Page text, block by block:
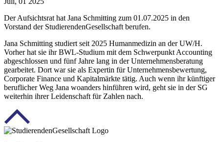
Der Aufsichtsrat hat Jana Schmitting zum 01.07.2025 in den
Vorstand der StudierendenGesellschaft berufen.
Jana Schmitting studiert seit 2025 Humanmedizin an der UW/H.
Vorher hat sie ihr BWL-Studium mit dem Schwerpunkt Accounting
abgeschlossen und fünf Jahre lang in der Unternehmensberatung
gearbeitet. Dort war sie als Expertin für Unternehmensbewertung,
Corporate Finance und Kapitalmärkte tätig. Auch wenn ihr künftiger
beruflicher Weg Jana woanders hinführen wird, geht sie in der SG
weiterhin ihrer Leidenschaft für Zahlen nach.